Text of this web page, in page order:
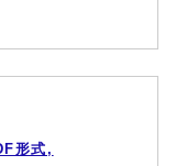
形式,